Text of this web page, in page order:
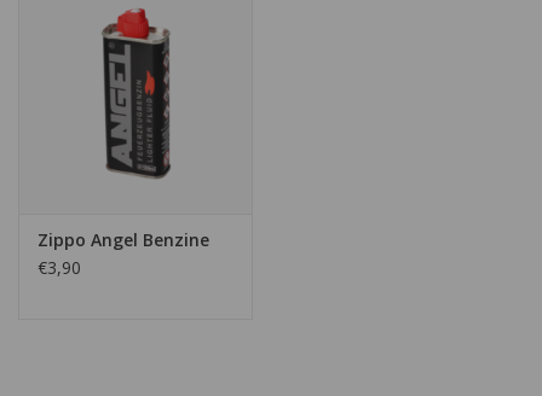
Zippo Angel Benzine
€3,90